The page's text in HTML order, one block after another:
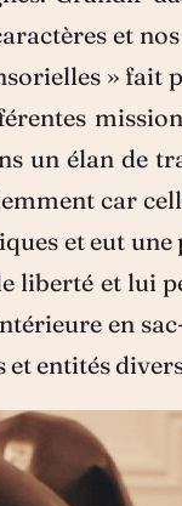
et
»
un élan de
car
et eut
liberté et lui
en
entités